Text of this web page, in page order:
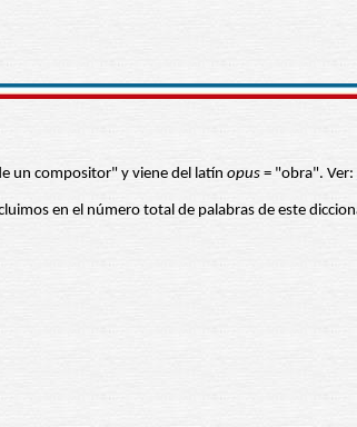
un compositor" y viene del latín opus = "obra". Ver:
en el número total de palabras de este